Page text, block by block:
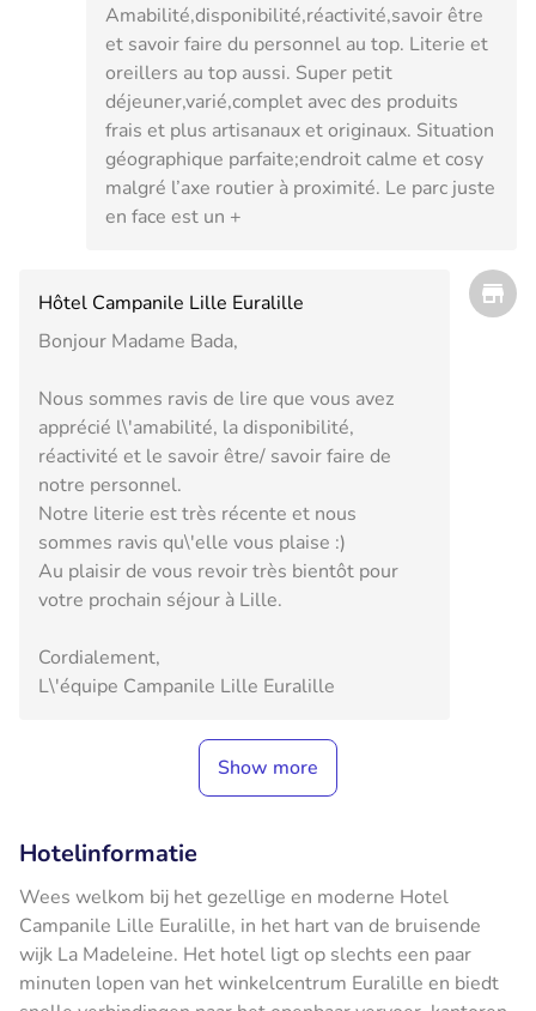
Amabilité,disponibilité,réactivité,savoir être
et savoir faire du personnel au top. Literie et
oreillers au top aussi. Super petit
déjeuner,varié,complet avec des produits
frais et plus artisanaux et originaux. Situation
géographique parfaite;endroit calme et cosy
malgré l’axe routier à proximité. Le parc juste
en face est un +
Hôtel Campanile Lille Euralille
Bonjour Madame Bada,
Nous sommes ravis de lire que vous avez
apprécié l\'amabilité, la disponibilité,
réactivité et le savoir être/ savoir faire de
notre personnel.
Notre literie est très récente et nous
sommes ravis qu\'elle vous plaise :)
Au plaisir de vous revoir très bientôt pour
votre prochain séjour à Lille.
Cordialement,
L\'équipe Campanile Lille Euralille
Show more
Hotelinformatie
Wees welkom bij het gezellige en moderne Hotel
Campanile Lille Euralille, in het hart van de bruisende
wijk La Madeleine. Het hotel ligt op slechts een paar
minuten lopen van het winkelcentrum Euralille en biedt